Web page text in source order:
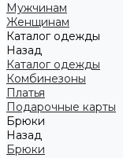
Мужчинам
Женщинам
Каталог одежды
Назад
Каталог одежды
Комбинезоны
Платья
Подарочные карты
Брюки
Назад
Брюки